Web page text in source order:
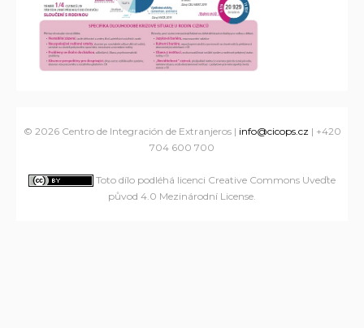
© 2026 Centro de Integración de Extranjeros| info@cicops.cz | +420
704 600 700
Toto dílo podléhá licenci Creative Commons Uveďte
původ 4.0 Mezinárodní License.